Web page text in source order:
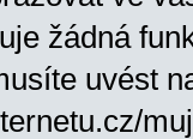
žádná
uvést